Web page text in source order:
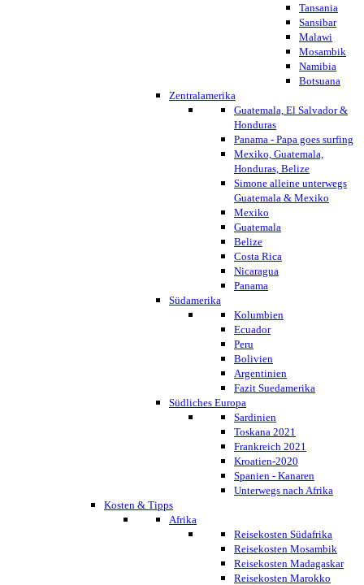
Tansania
Sansibar
Malawi
Mosambik
Namibia
Botsuana
Zentralamerika
Guatemala, El Salvador &
Honduras
Panama - Papa goes surfing
Mexiko, Guatemala,
Honduras, Belize
Simone alleine unterwegs
Guatemala & Mexiko
Mexiko
Guatemala
Belize
Costa Rica
Nicaragua
Panama
Südamerika
Kolumbien
Ecuador
Peru
Bolivien
Argentinien
Fazit Suedamerika
Südliches Europa
Sardinien
Toskana 2021
Frankreich 2021
Kroatien-2020
Spanien - Kanaren
Unterwegs nach Afrika
Kosten & Tipps
Afrika
Reisekosten Südafrika
Reisekosten Mosambik
Reisekosten Madagaskar
Reisekosten Marokko